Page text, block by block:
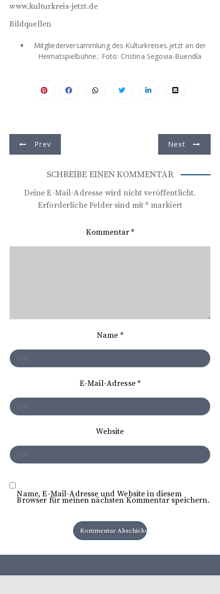
www.kulturkreis-jetzt.de
Bildquellen
Mitgliederversammlung des Kulturkreises.jetzt an der
Heimatspielbühne.: Foto: Cristina Segovia-Buendía
e
g
i
a
o
Prev Next
SCHREIBE EINEN KOMMENTAR
Deine E-Mail-Adresse wird nicht veröffentlicht.
Erforderliche Felder sind mit*markiert
Kommentar*
Name *
E-Mail-Adresse*
Website
Name, E-Mail-Adresse und Website in diesem
Browser für meinen nächsten Kommentar speichern.